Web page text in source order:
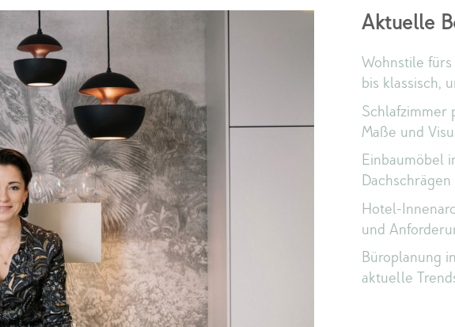
Aktuelle
Wohnstile
bis klassisch,
Schlafzimmer
Maße und
Einbaumöbel
Hotel-
und
Büroplanung
aktuelle